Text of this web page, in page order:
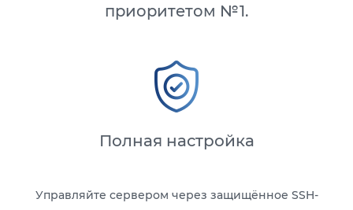
приоритетом №1.
Полная настройка
Управляйте сервером через защищённое SSH-